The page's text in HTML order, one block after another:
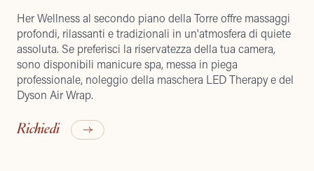
Her Wellness al secondo piano della Torre offre massaggi
profondi, rilassanti e tradizionali in un'atmosfera di quiete
assoluta. Se preferisci la riservatezza della tua camera,
sono disponibili manicure spa, messa in piega
professionale, noleggio della maschera LED Therapy e del
Dyson Air Wrap.
Richiedi